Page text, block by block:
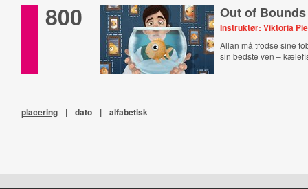
800 Out of Bounds
Instruktør: Viktoria
Allan må trodse sine
sin bedste ven –
placering | dato | alfabetisk